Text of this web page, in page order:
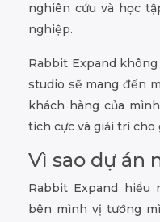
nghiên cứu và học
nghiệp.
Rabbit Expand
studio sẽ mang đến
khách hàng của
tích cực và giải trí cho
Vì sao dự án
Rabbit Expand hiểu
bên mình vị tướng